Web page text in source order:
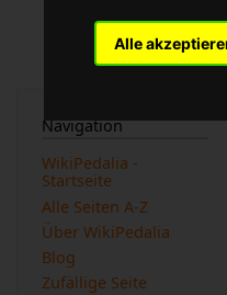
Alle
Navigation
WikiPedalia -
Startseite
Alle Seiten A-Z
Über WikiPedalia
Blog
Zufällige Seite